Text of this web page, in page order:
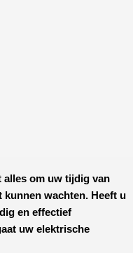
alles om uw tijdig van
kunnen wachten. Heeft u
en effectief
uw elektrische